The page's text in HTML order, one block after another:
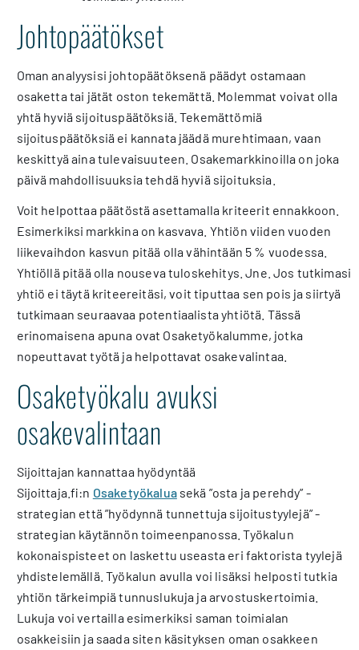
Johtopäätökset
Oman analyysisi johtopäätöksenä päädyt ostamaan
osaketta tai jätät oston tekemättä. Molemmat voivat olla
yhtä hyviä sijoituspäätöksiä. Tekemättömiä
sijoituspäätöksiä ei kannata jäädä murehtimaan, vaan
keskittyä aina tulevaisuuteen. Osakemarkkinoilla on joka
päivä mahdollisuuksia tehdä hyviä sijoituksia.
Voit helpottaa päätöstä asettamalla kriteerit ennakkoon.
Esimerkiksi markkina on kasvava. Yhtiön viiden vuoden
liikevaihdon kasvun pitää olla vähintään 5 % vuodessa.
Yhtiöllä pitää olla nouseva tuloskehitys. Jne. Jos tutkimasi
yhtiö ei täytä kriteereitäsi, voit tiputtaa sen pois ja siirtyä
tutkimaan seuraavaa potentiaalista yhtiötä. Tässä
erinomaisena apuna ovat Osaketyökalumme, jotka
nopeuttavat työtä ja helpottavat osakevalintaa.
Osaketyökalu avuksi
osakevalintaan
Sijoittajan kannattaa hyödyntää
Sijoittaja.fi:n Osaketyökaluasekä ”osta ja perehdy” -
strategian että ”hyödynnä tunnettuja sijoitustyylejä” -
strategian käytännön toimeenpanossa. Työkalun
kokonaispisteet on laskettu useasta eri faktorista tyylejä
yhdistelemällä. Työkalun avulla voi lisäksi helposti tutkia
yhtiön tärkeimpiä tunnuslukuja ja arvostuskertoimia.
Lukuja voi vertailla esimerkiksi saman toimialan
osakkeisiin ja saada siten käsityksen oman osakkeen